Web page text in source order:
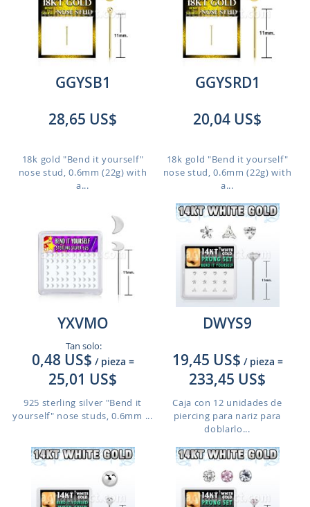
GGYSB1
28,65 US$
18k gold "Bend it yourself"
nose stud, 0.6mm (22g) with
a...
GGYSRD1
20,04 US$
18k gold "Bend it yourself"
nose stud, 0.6mm (22g) with
a...
YXVMO
Tan solo:
0,48 US$ / pieza =
25,01 US$
925 sterling silver "Bend it
yourself" nose studs, 0.6mm ...
DWYS9
19,45 US$ / pieza =
233,45 US$
Caja con 12 unidades de
piercing para nariz para
doblarlo...